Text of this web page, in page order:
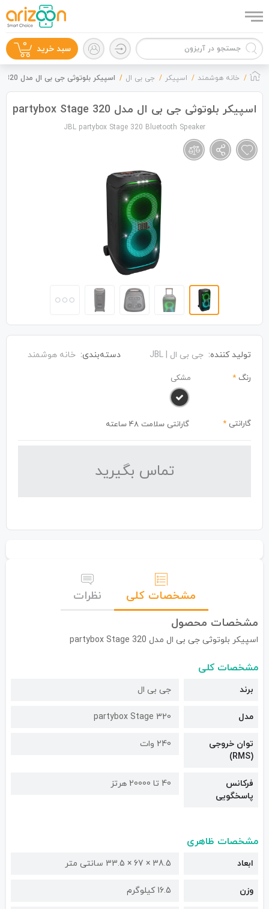
سبد خرید 0
خانه هوشمند اسپیکر جی بی ال اسپیکر بلوتوثی جی بی ال مدل partybox Stage 320
اسپیکر بلوتوثی جی بی ال مدل partybox Stage 320
JBL partybox Stage 320 Bluetooth Speaker
تولید کننده: جی بی ال | JBL دسته‌بندی: خانه هوشمند
رنگ * مشکی
گارانتی * گارانتی سلامت 48 ساعته
تماس بگیرید
مشخصات کلی
نظرات
مشخصات محصول
اسپیکر بلوتوثی جی بی ال مدل partybox Stage 320
مشخصات کلی
برند جی بی ال
مدل partybox Stage 320
توان خروجی
(RMS)
240 وات
فرکانس
پاسخگویی
40 تا 20000 هرتز
مشخصات ظاهری
ابعاد 38.5 × 67 × 33.5 سانتی متر
وزن 16.5 کیلوگرم